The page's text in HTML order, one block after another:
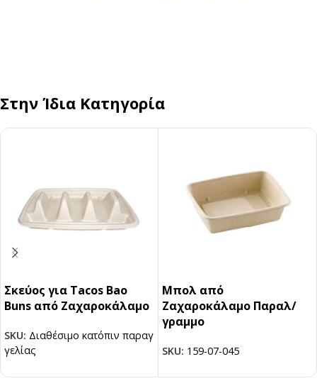
Στην Ίδια Κατηγορία
Σκεύος για Tacos Bao
Buns από Ζαχαροκάλαμο
SKU: Διαθέσιμο κατόπιν παραγ
γελίας
Μπολ από
Ζαχαροκάλαμο Παραλ/
γραμμο
SKU: 159-07-045